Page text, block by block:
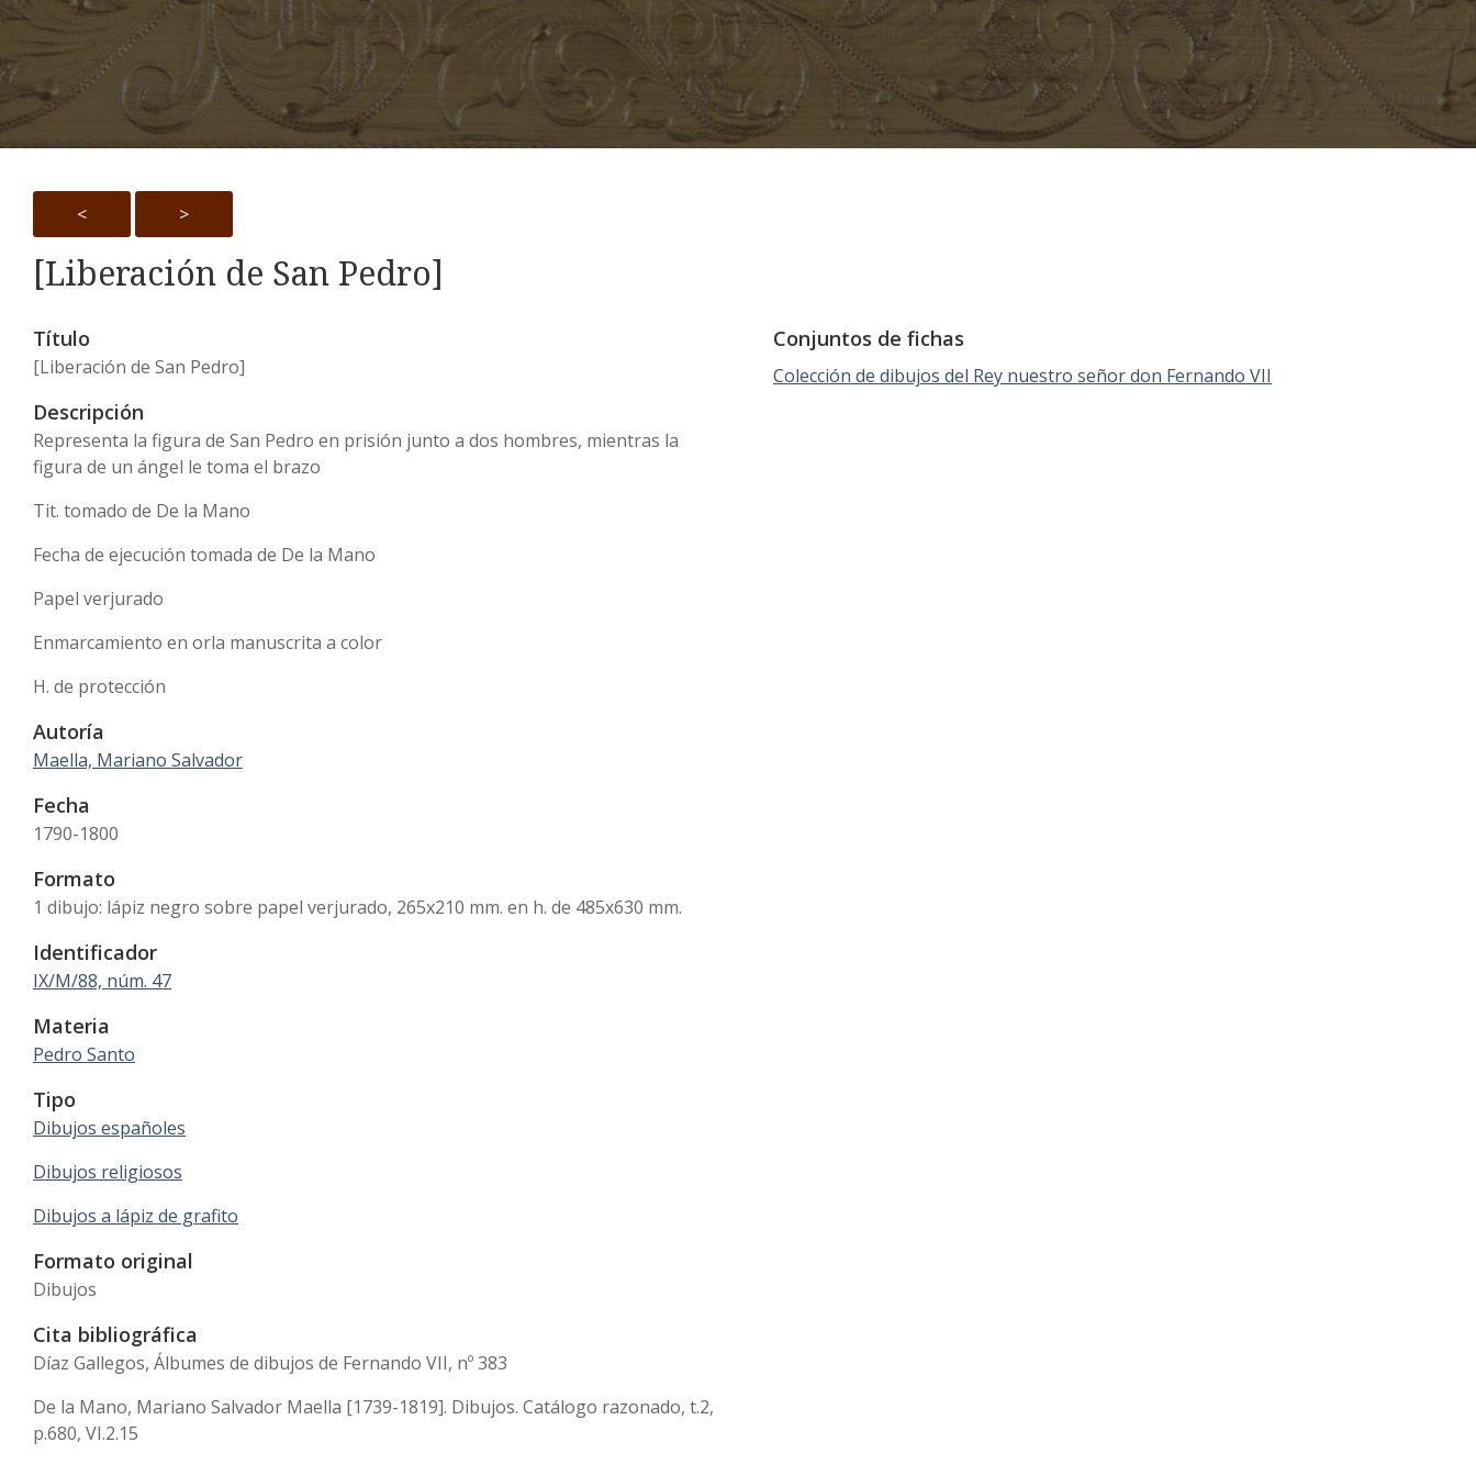
< >
[Liberación de San Pedro]
Título
[Liberación de San Pedro]
Descripción
Representa la figura de San Pedro en prisión junto a dos hombres, mientras la
figura de un ángel le toma el brazo
Tit. tomado de De la Mano
Fecha de ejecución tomada de De la Mano
Papel verjurado
Enmarcamiento en orla manuscrita a color
H. de protección
Autoría
Maella, Mariano Salvador
Fecha
1790-1800
Formato
1 dibujo: lápiz negro sobre papel verjurado, 265x210 mm. en h. de 485x630 mm.
Identificador
IX/M/88, núm. 47
Materia
Pedro Santo
Tipo
Dibujos españoles
Dibujos religiosos
Dibujos a lápiz de grafito
Formato original
Dibujos
Cita bibliográfica
Díaz Gallegos, Álbumes de dibujos de Fernando VII, nº 383
De la Mano, Mariano Salvador Maella [1739-1819]. Dibujos. Catálogo razonado, t.2,
p.680, VI.2.15
Conjuntos de fichas
Colección de dibujos del Rey nuestro señor don Fernando VII